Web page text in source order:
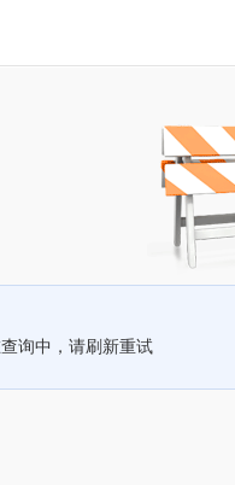
询中，请刷新重试